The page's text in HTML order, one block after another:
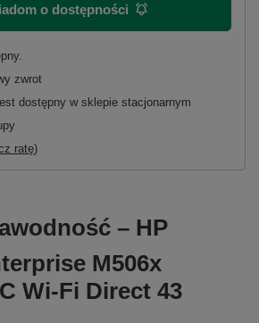
o dostępności
zwrot
dostępny w sklepie stacjonarnym
ratę)
– HP
M506x
Wi-Fi Direct 43